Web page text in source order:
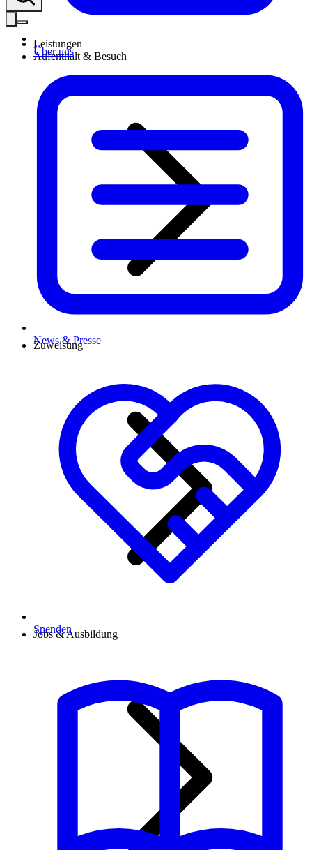
Über uns
News & Presse
Spenden
Leistungen
Aufenthalt & Besuch
Zuweisung
Jobs & Ausbildung